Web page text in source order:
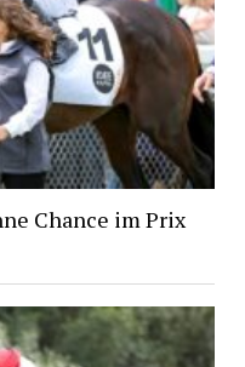
Chance im Prix